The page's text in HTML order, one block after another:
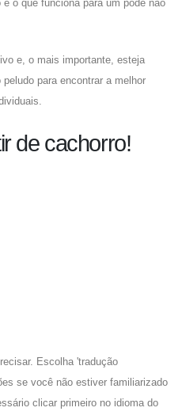
e o que funciona para um pode não
e, o mais importante, esteja
para encontrar a melhor
de cachorro!
Escolha 'tradução
se você não estiver familiarizado
clicar primeiro no idioma do